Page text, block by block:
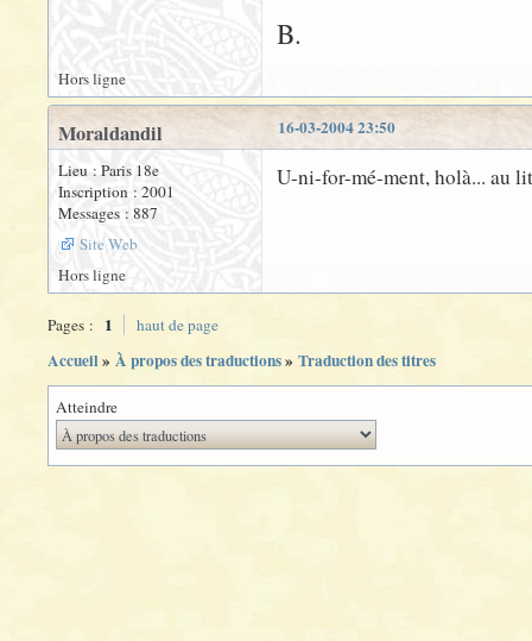
B.
Hors ligne
16-03-2004 23:50
Moraldandil
Lieu : Paris 18e
Inscription : 2001
Messages : 887
Site Web
U-ni-for-mé-ment, holà... au
Hors ligne
Pages : 1 haut de page
Accueil» À propos des traductions» Traduction des titres
Atteindre